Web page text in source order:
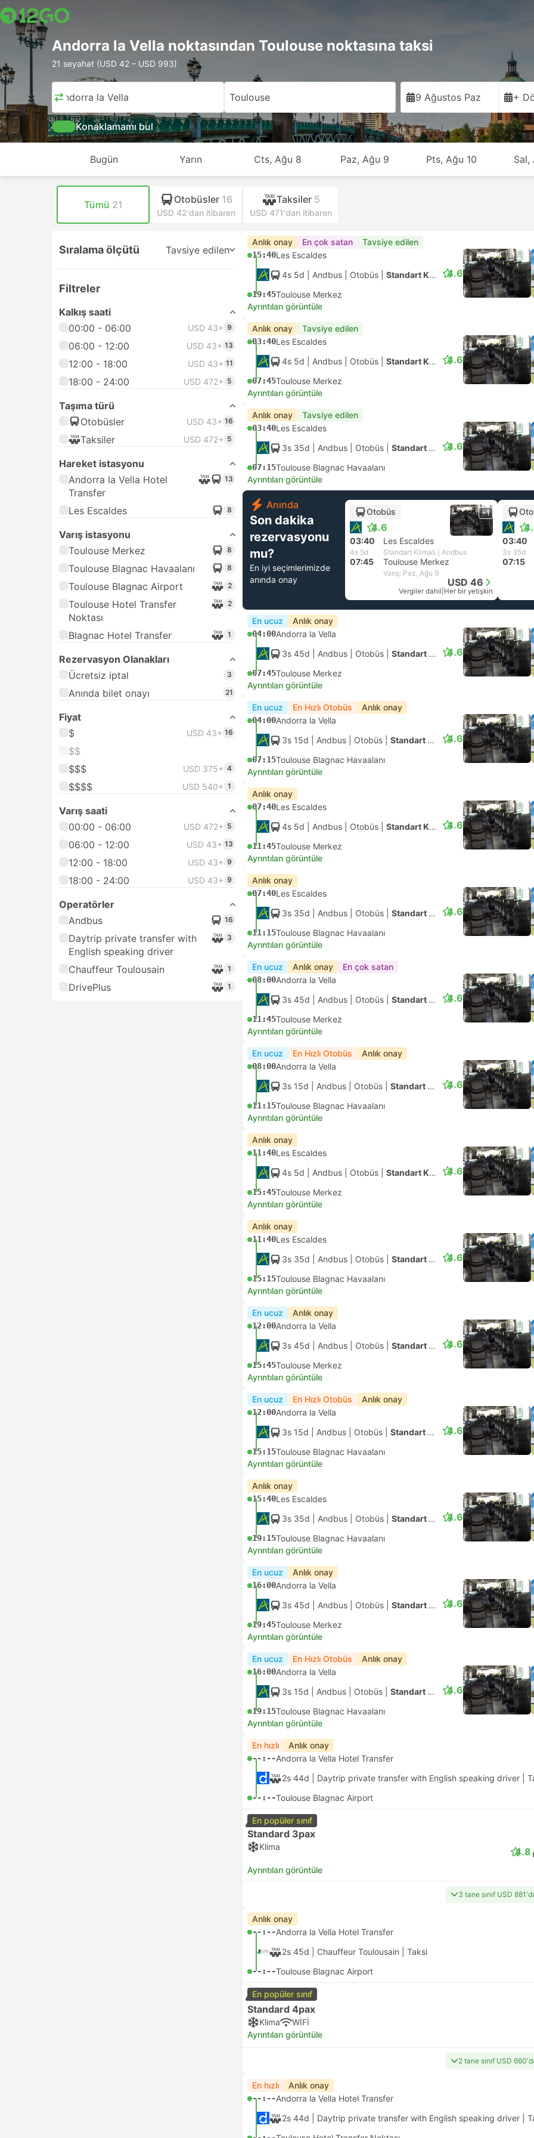
Andorra la Vella noktasından Toulouse noktasına taksi
21 seyahat (USD 42 – USD 993)
Andorra la Vella Toulouse 9 Ağustos Paz +
Konaklamamı bul
Bugün Yarın Cts, Ağu 8 Paz, Ağu 9 Pts, Ağu 10 Sal,
Tümü 21 Otobüsler 16
USD 42'dan itibaren
Taksiler 5
USD 471'dan itibaren
Sıralama ölçütü Tavsiye edilen
Filtreler
Kalkış saati
00:00 - 06:00
USD 43+ 9
06:00 - 12:00 USD 43+ 13
12:00 - 18:00 USD 43+ 11
18:00 - 24:00 USD 472+ 5
Taşıma türü
Otobüsler
USD 43+ 16
Taksiler USD 472+ 5
Hareket istasyonu
Andorra la Vella Hotel
Transfer
13
Les Escaldes 8
Varış istasyonu
Toulouse Merkez
8
Toulouse Blagnac Havaalanı 8
Toulouse Blagnac Airport 2
Toulouse Hotel Transfer
Noktası
2
Blagnac Hotel Transfer 1
Rezervasyon Olanakları
Ücretsiz iptal
3
Anında bilet onayı 21
Fiyat
$
USD 43+ 16
$$
$$$
USD 375+ 4
$$$$ USD 540+ 1
Varış saati
00:00 - 06:00
USD 472+ 5
06:00 - 12:00 USD 43+ 13
12:00 - 18:00 USD 43+ 9
18:00 - 24:00 USD 43+ 9
Operatörler
Andbus
16
Daytrip private transfer with
English speaking driver
3
Chauffeur Toulousain 1
DrivePlus 1
Anlık onay En çok satan Tavsiye edilen
15:40Les Escaldes
4s 5d | Andbus Otobüs Standart Klimalı
19:45Toulouse Merkez
4.6
Ayrıntıları görüntüle
Anlık onay Tavsiye edilen
03:40Les Escaldes
4s 5d | Andbus Otobüs Standart Klimalı
07:45Toulouse Merkez
4.6
Ayrıntıları görüntüle
Anlık onay Tavsiye edilen
03:40Les Escaldes
3s 35d | Andbus Otobüs Standart Klimalı
07:15Toulouse Blagnac Havaalanı
4.6
Ayrıntıları görüntüle
Anında
Son dakika
rezervasyonu
mu?
En iyi seçimlerimizde
anında onay
Otobüs
4.6
+1
03:40 Les Escaldes
4s 5d Standart Klimalı | Andbus
07:45 Toulouse Merkez
Varış: Paz, Ağu 9
USD 46
Vergiler dahil Her bir yetişkin
03:40
3s 35d
07:15
En ucuz Anlık onay
04:00Andorra la Vella
3s 45d | Andbus Otobüs Standart Klimalı
07:45Toulouse Merkez
4.6
Ayrıntıları görüntüle
En ucuz En Hızlı Otobüs Anlık onay
04:00Andorra la Vella
3s 15d | Andbus Otobüs Standart Klimalı
07:15Toulouse Blagnac Havaalanı
4.6
Ayrıntıları görüntüle
Anlık onay
07:40Les Escaldes
4s 5d | Andbus Otobüs Standart Klimalı
11:45Toulouse Merkez
4.6
Ayrıntıları görüntüle
Anlık onay
07:40Les Escaldes
3s 35d | Andbus Otobüs Standart Klimalı
11:15Toulouse Blagnac Havaalanı
4.6
Ayrıntıları görüntüle
En ucuz Anlık onay En çok satan
08:00Andorra la Vella
3s 45d | Andbus Otobüs Standart Klimalı
11:45Toulouse Merkez
4.6
Ayrıntıları görüntüle
En ucuz En Hızlı Otobüs Anlık onay
08:00Andorra la Vella
3s 15d | Andbus Otobüs Standart Klimalı
11:15Toulouse Blagnac Havaalanı
4.6
Ayrıntıları görüntüle
Anlık onay
11:40Les Escaldes
4s 5d | Andbus Otobüs Standart Klimalı
15:45Toulouse Merkez
4.6
Ayrıntıları görüntüle
Anlık onay
11:40Les Escaldes
3s 35d | Andbus Otobüs Standart Klimalı
15:15Toulouse Blagnac Havaalanı
4.6
Ayrıntıları görüntüle
En ucuz Anlık onay
12:00Andorra la Vella
3s 45d | Andbus Otobüs Standart Klimalı
15:45Toulouse Merkez
4.6
Ayrıntıları görüntüle
En ucuz En Hızlı Otobüs Anlık onay
12:00Andorra la Vella
3s 15d | Andbus Otobüs Standart Klimalı
15:15Toulouse Blagnac Havaalanı
4.6
Ayrıntıları görüntüle
Anlık onay
15:40Les Escaldes
3s 35d | Andbus Otobüs Standart Klimalı
19:15Toulouse Blagnac Havaalanı
4.6
Ayrıntıları görüntüle
En ucuz Anlık onay
16:00Andorra la Vella
3s 45d | Andbus Otobüs Standart Klimalı
19:45Toulouse Merkez
4.6
Ayrıntıları görüntüle
En ucuz En Hızlı Otobüs Anlık onay
16:00Andorra la Vella
3s 15d | Andbus Otobüs Standart Klimalı
19:15Toulouse Blagnac Havaalanı
4.6
Ayrıntıları görüntüle
En hızlı Anlık onay
--:--Andorra la Vella Hotel Transfer
2s 44d | Daytrip private transfer with English speaking driver
--:--Toulouse Blagnac Airport
En popüler sınıf
Standard 3pax
Klima
Ayrıntıları görüntüle
4.8
3 tane sınıf USD
Anlık onay
--:--Andorra la Vella Hotel Transfer
2s 45d | Chauffeur Toulousain Taksi
--:--Toulouse Blagnac Airport
En popüler sınıf
Standard 4pax
Klima
WİFİ
Ayrıntıları görüntüle
2 tane sınıf USD
En hızlı Anlık onay
--:--Andorra la Vella Hotel Transfer
2s 44d | Daytrip private transfer with English speaking driver